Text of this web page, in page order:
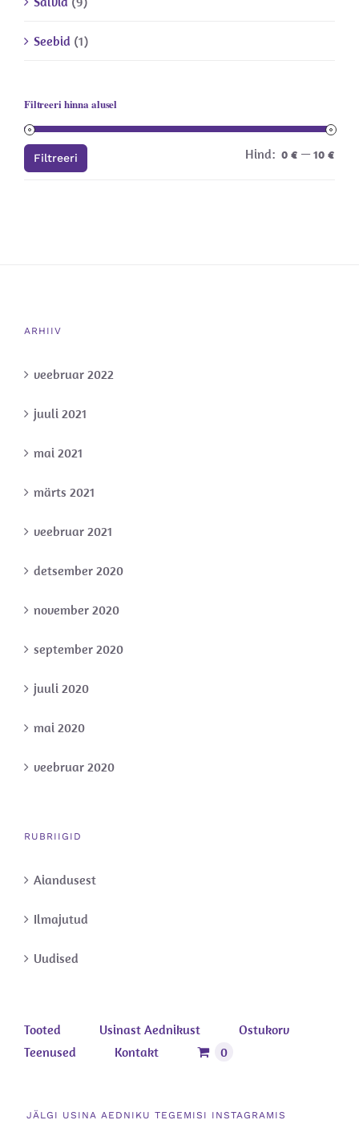
Seebid (1)
Filtreeri hinna alusel
Filtreeri Hind: 0 € —10 €
ARHIIV
veebruar 2022
juuli 2021
mai 2021
märts 2021
veebruar 2021
detsember 2020
november 2020
september 2020
juuli 2020
mai 2020
veebruar 2020
RUBRIIGID
Aiandusest
Ilmajutud
Uudised
Tooted Usinast Aednikust
Ostukorv
Teenused
Kontakt 0
JÄLGI USINA AEDNIKU TEGEMISI INSTAGRAMIS